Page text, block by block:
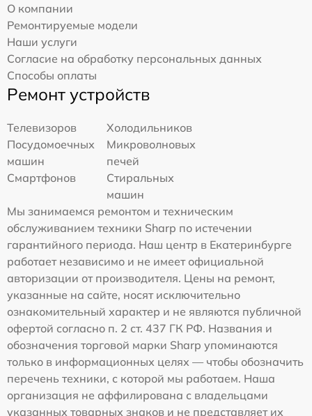
О компании
Ремонтируемые модели
Наши услуги
Согласие на обработку персональных данных
Способы оплаты
Ремонт устройств
Телевизоров
Холодильников
Посудомоечных
машин
Микроволновых
печей
Смартфонов
Стиральных
машин
Мы занимаемся ремонтом и техническим
обслуживанием техники Sharp по истечении
гарантийного периода. Наш центр в Екатеринбурге
работает независимо и не имеет официальной
авторизации от производителя. Цены на ремонт,
указанные на сайте, носят исключительно
ознакомительный характер и не являются публичной
офертой согласно п. 2 ст. 437 ГК РФ. Названия и
обозначения торговой марки Sharp упоминаются
только в информационных целях — чтобы обозначить
перечень техники, с которой мы работаем. Наша
организация не аффилирована с владельцами
указанных товарных знаков и не представляет их